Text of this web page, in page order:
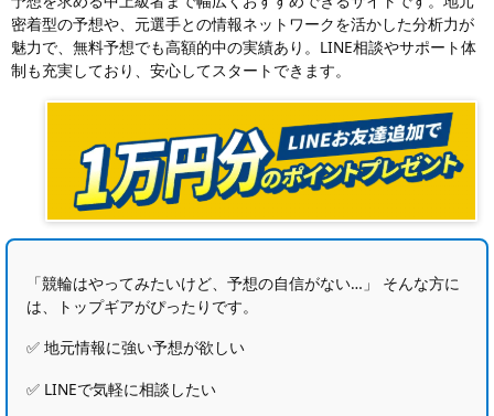
密着型の予想や、元選手との情報ネットワークを活かした分析力が
魅力で、無料予想でも高額的中の実績あり。LINE相談やサポート体
制も充実しており、安心してスタートできます。
「競輪はやってみたいけど、予想の自信がない…」 そんな方に
は、トップギアがぴったりです。
✅ 地元情報に強い予想が欲しい
✅ LINEで気軽に相談したい